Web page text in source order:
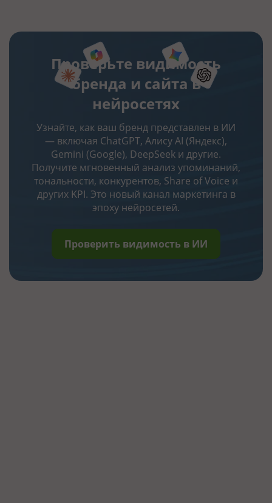
Проверьте видимость
бренда и сайта в
нейросетях
Узнайте, как ваш бренд представлен в ИИ
— включая ChatGPT, Алису AI (Яндекс),
Gemini (Google), DeepSeek и другие.
Получите мгновенный анализ упоминаний,
тональности, конкурентов, Share of Voice и
других KPI. Это новый канал маркетинга в
эпоху нейросетей.
Проверить видимость в ИИ